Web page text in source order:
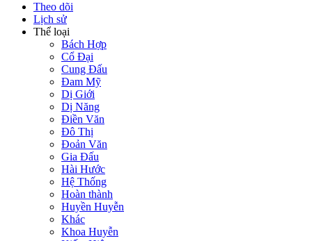
Theo dõi
Lịch sử
Thể loại
Bách Hợp
Cổ Đại
Cung Đấu
Đam Mỹ
Dị Giới
Dị Năng
Điền Văn
Đô Thị
Đoản Văn
Gia Đấu
Hài Hước
Hệ Thống
Hoàn thành
Huyền Huyễn
Khác
Khoa Huyễn